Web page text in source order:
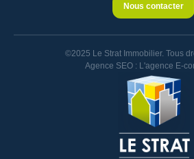
Nous contacter
©2025 Le Strat Immobilier. Tous
Agence SEO : L'agence E-